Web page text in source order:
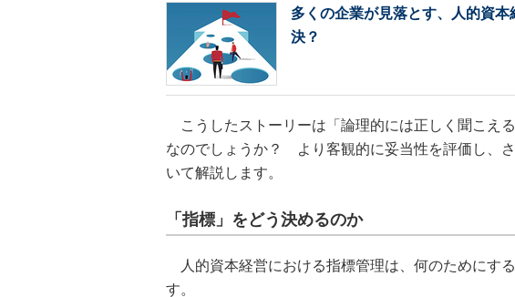
多くの企業が見落とす、人的資
決？
こうしたストーリーは「論理的には正しく聞こえ
なのでしょうか？ より客観的に妥当性を評価し、
いて解説します。
「指標」をどう決めるのか
人的資本経営における指標管理は、何のためにす
す。